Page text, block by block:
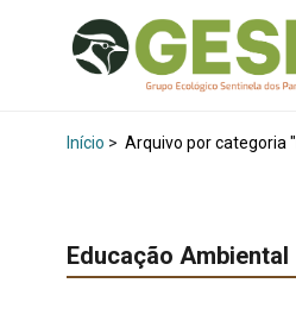
Início > Arquivo por categoria
Educação Ambiental